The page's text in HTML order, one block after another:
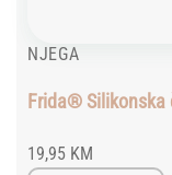
NJEGA
Frida® Silikonska
19,95 KM